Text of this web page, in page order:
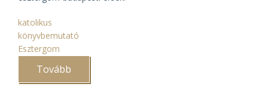
katolikus
könyvbemutató
Esztergom
Tovább
Levéltár